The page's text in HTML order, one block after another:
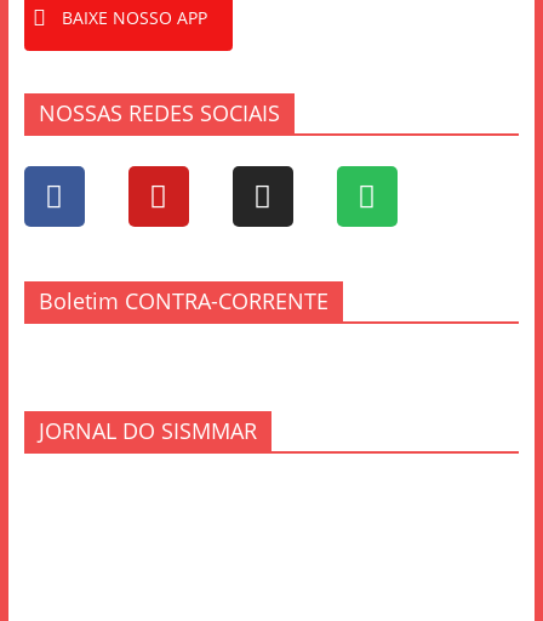
BAIXE NOSSO APP
NOSSAS REDES SOCIAIS
Boletim CONTRA-CORRENTE
JORNAL DO SISMMAR